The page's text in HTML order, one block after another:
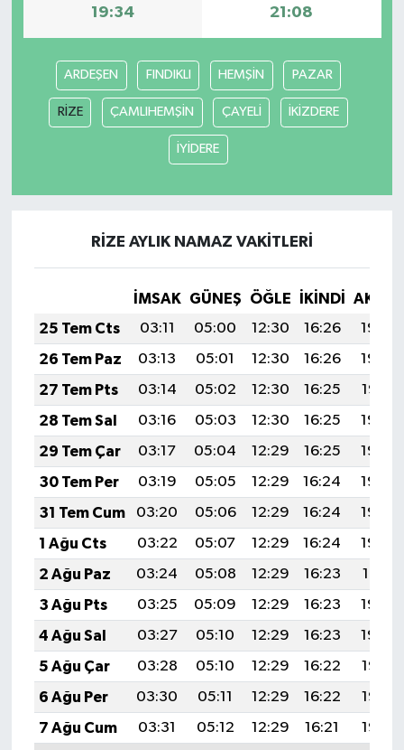
19:34 21:08
ARDEŞEN FINDIKLI HEMŞİN PAZAR
RİZE ÇAMLIHEMŞİN ÇAYELİ İKİZDERE
İYİDERE
RİZE AYLIK NAMAZ VAKITLERI
İMSAK GÜNEŞ ÖĞLE İKINDI
25 Tem Cts
03:11 05:00 12:30 16:26
19:49
26 Tem Paz
03:13 05:01 12:30 16:26
19:48
27 Tem Pts
03:14 05:02 12:30 16:25
19:47
28 Tem Sal
03:16 05:03 12:30 16:25
19:46
29 Tem Çar
03:17 05:04 12:29 16:25
19:45
30 Tem Per
03:19 05:05 12:29 16:24
19:44
31 Tem Cum
03:20 05:06 12:29 16:24
19:43
1 Ağu Cts
03:22 05:07 12:29 16:24
19:42
2 Ağu Paz
03:24 05:08 12:29 16:23
19:41
3 Ağu Pts
03:25 05:09 12:29 16:23
19:40
4 Ağu Sal
03:27 05:10 12:29 16:23
19:39
5 Ağu Çar
03:28 05:10 12:29 16:22
19:38
6 Ağu Per
03:30 05:11 12:29 16:22
19:36
7 Ağu Cum
03:31 05:12 12:29 16:21
19:35